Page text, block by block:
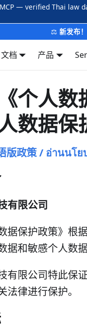
— verified Thai law
⚖️ 新发布！
档 产品
个人数
数据保
版政策 / อ่านนโ
有限公司
据保护政策》根
据和敏感个人数据
有限公司特此保
法律进行保护。